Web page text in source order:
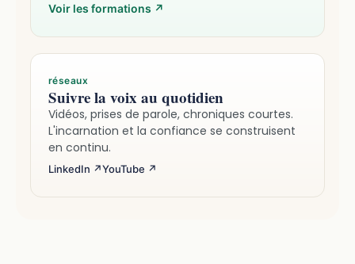
Voir les formations ↗
réseaux
Suivre la voix au quotidien
Vidéos, prises de parole, chroniques courtes.
L'incarnation et la confiance se construisent
en continu.
LinkedIn ↗YouTube ↗